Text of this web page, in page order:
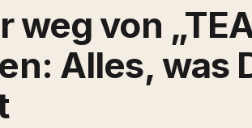
weg von
Alles, was